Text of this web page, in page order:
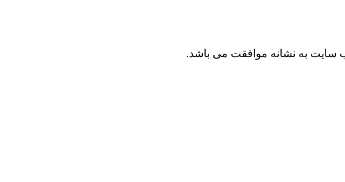
سایت به نشانه موافقت می باشد.